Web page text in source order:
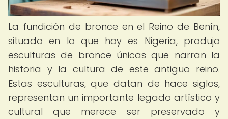
La fundición de bronce en el Reino de Benín,
situado en lo que hoy es Nigeria, produjo
esculturas de bronce únicas que narran la
historia y la cultura de este antiguo reino.
Estas esculturas, que datan de hace siglos,
representan un importante legado artístico y
cultural que merece ser preservado y